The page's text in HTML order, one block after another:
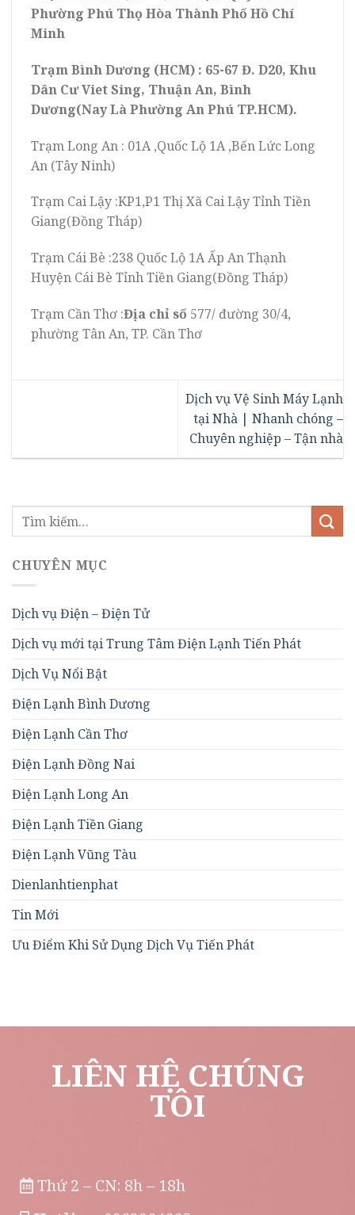
Phường Phú Thọ Hòa Thành Phố Hồ Chí
Minh
Trạm Bình Dương (HCM) : 65-67 Đ. D20, Khu
Dân Cư Viet Sing, Thuận An, Bình
Dương(Nay Là Phường An Phú TP.HCM).
Trạm Long An : 01A ,Quốc Lộ 1A ,Bến Lức Long
An (Tây Ninh)
Trạm Cai Lậy :KP1,P1 Thị Xã Cai Lậy Tỉnh Tiền
Giang(Đồng Tháp)
Trạm Cái Bè :238 Quốc Lộ 1A Ấp An Thạnh
Huyện Cái Bè Tỉnh Tiền Giang(Đồng Tháp)
Trạm Cần Thơ :Địa chỉ số 577/ đường 30/4,
phường Tân An, TP. Cần Thơ
Dịch vụ Vệ Sinh Máy Lạnh
tại Nhà | Nhanh chóng –
Chuyên nghiệp – Tận nhà
CHUYÊN MỤC
Dịch vụ Điện – Điện Tử
Dịch vụ mới tại Trung Tâm Điện Lạnh Tiến Phát
Dịch Vụ Nổi Bật
Điện Lạnh Bình Dương
Điện Lạnh Cần Thơ
Điện Lạnh Đồng Nai
Điện Lạnh Long An
Điện Lạnh Tiền Giang
Điện Lạnh Vũng Tàu
Dienlanhtienphat
Tin Mới
Ưu Điểm Khi Sử Dụng Dịch Vụ Tiến Phát
LIÊN HỆ CHÚNG
TÔI
Thứ 2 – CN: 8h – 18h